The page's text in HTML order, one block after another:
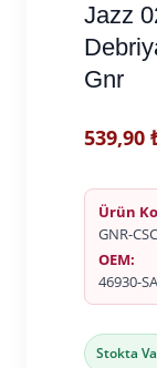
Jazz
Gnr
539,90
Ürün
GNR-
OEM:
46930-
Stokta